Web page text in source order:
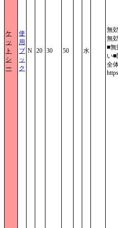
ケ
ッ
ト
シ
ー
使
用
ブ
ッ
ク
N 20 30 50 水
無
無
■無
い■
全